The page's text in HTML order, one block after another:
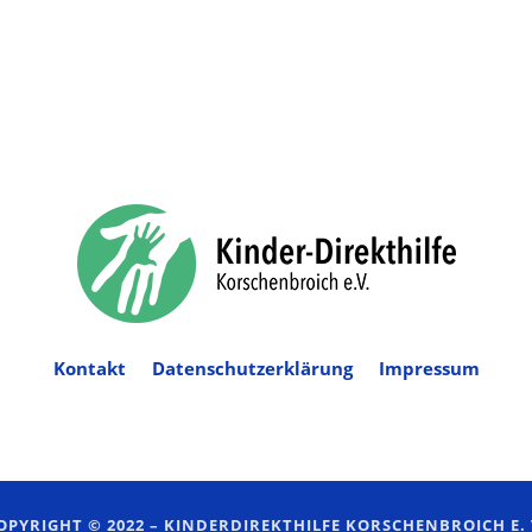
Kontakt Datenschutzerklärung Impressum
© 2022 – KINDERDIREKTHILFE KORSCHENBROICH E.